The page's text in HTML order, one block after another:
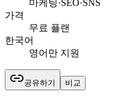
마케팅·SEO·SNS
가격
무료 플랜
한국어
영어만 지원
공유하기 비교